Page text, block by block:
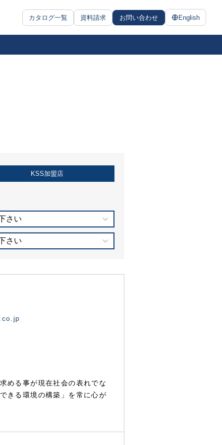
カタログ一覧 資料請求 お問い合わせ English
KSS加盟店
さい
さい
める事が現在社会の表れでな
きる環境の構築」を常に心が